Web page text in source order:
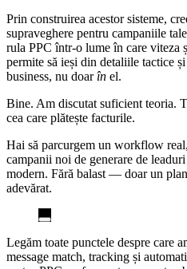
Prin construirea acestor sisteme,
supraveghere pentru campaniile
rula PPC într-o lume în care viteza
permite să ieși din detaliile tactice
business, nu doarîn el.
Bine. Am discutat suficient teoria.
cea care plătește facturile.
Hai să parcurgem un workflow
campanii noi de generare de
modern. Fără balast — doar un
adevărat.
Legăm toate punctele despre care
message match, tracking și